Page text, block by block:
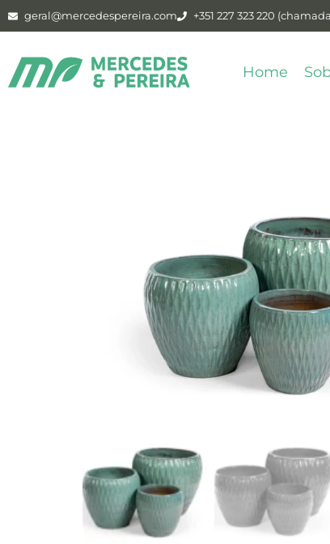
geral@mercedespereira.com +351 227 323 220
Home